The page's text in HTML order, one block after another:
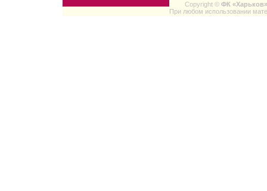
Copyright © ФК «Харьков»
При любом использовании